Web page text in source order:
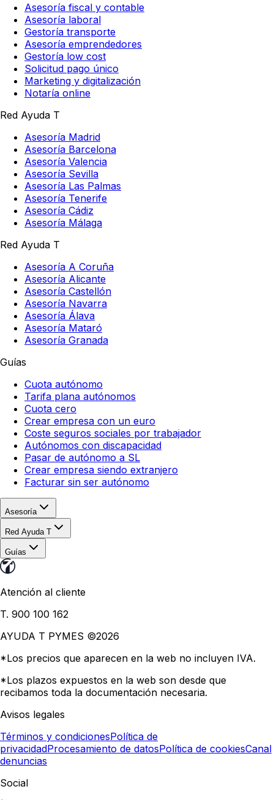
Asesoría fiscal y contable
Asesoría laboral
Gestoría transporte
Asesoría emprendedores
Gestoría low cost
Solicitud pago único
Marketing y digitalización
Notaría online
Red Ayuda T
Asesoría Madrid
Asesoría Barcelona
Asesoría Valencia
Asesoría Sevilla
Asesoría Las Palmas
Asesoría Tenerife
Asesoría Cádiz
Asesoría Málaga
Red Ayuda T
Asesoría A Coruña
Asesoría Alicante
Asesoría Castellón
Asesoría Navarra
Asesoría Álava
Asesoría Mataró
Asesoría Granada
Guías
Cuota autónomo
Tarifa plana autónomos
Cuota cero
Crear empresa con un euro
Coste seguros sociales por trabajador
Autónomos con discapacidad
Pasar de autónomo a SL
Crear empresa siendo extranjero
Facturar sin ser autónomo
Asesoría
Red Ayuda T
Guías
Atención al cliente
T. 900 100 162
AYUDA T PYMES ©2026
*Los precios que aparecen en la web no incluyen IVA.
*Los plazos expuestos en la web son desde que
recibamos toda la documentación necesaria.
Avisos legales
Términos y condicionesPolítica de
privacidadProcesamiento de datosPolítica de cookiesCanal
denuncias
Social